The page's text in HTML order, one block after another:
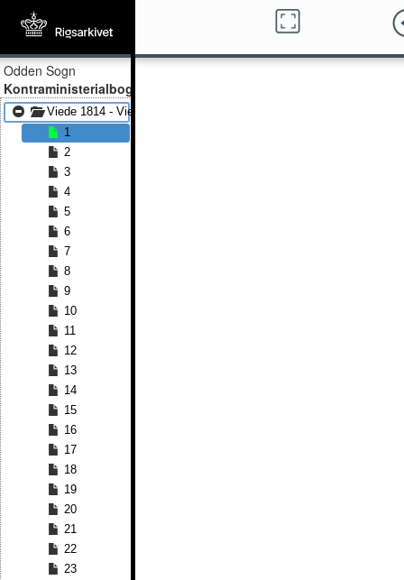
Odden Sogn
Kontraministerialbog
Viede 1814 - Viede 1860
1
2
3
4
5
6
7
8
9
10
11
12
13
14
15
16
17
18
19
20
21
22
23